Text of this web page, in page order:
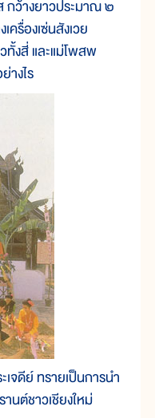
กว้างยาวประมาณ ๒
ครื่องเซ่นสังเวย
ทั้งสี่ และแม่โพสพ
างไร
จดีย์ ทรายเป็นการนำ
นต์ชาวเชียงใหม่